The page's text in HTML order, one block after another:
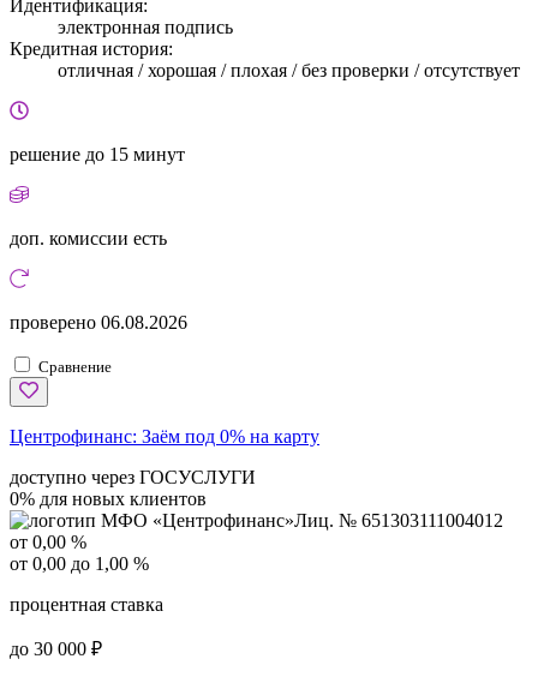
Идентификация:
электронная подпись
Кредитная история:
отличная / хорошая / плохая / без проверки / отсутствует
решение до 15 минут
доп. комиссии есть
проверено 06.08.2026
Сравнение
Центрофинанс: Заём под 0% на карту
доступно через ГОСУСЛУГИ
0% для новых клиентов
Лиц. № 651303111004012
от 0,00 %
от 0,00 до 1,00 %
процентная ставка
до 30 000 ₽